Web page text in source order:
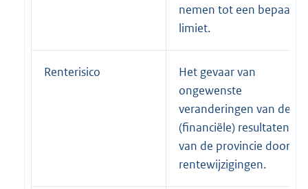
nemen tot een bepaalde
limiet.
Renterisico
Het gevaar van
ongewenste
veranderingen van de
(financiële) resultaten
van de provincie door
rentewijzigingen.